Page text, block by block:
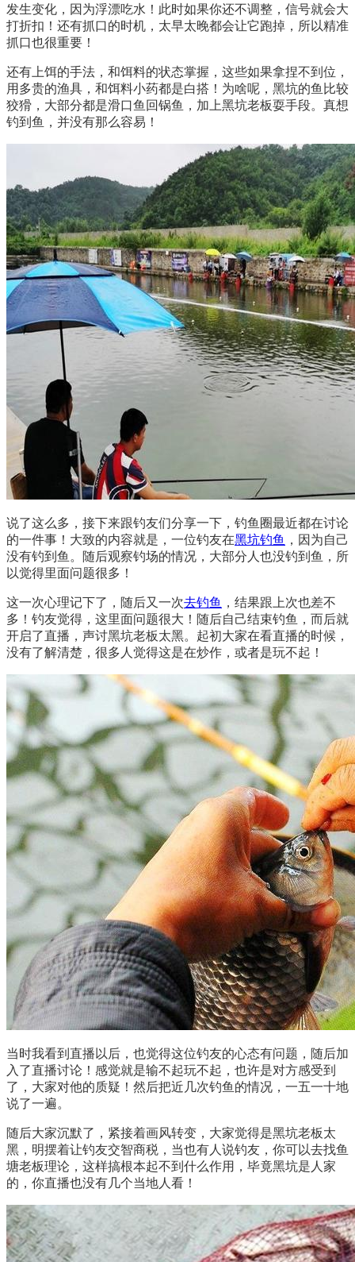
发生变化，因为浮漂吃水！此时如果你还不调整，信号就会大
打折扣！还有抓口的时机，太早太晚都会让它跑掉，所以精准
抓口也很重要！
还有上饵的手法，和饵料的状态掌握，这些如果拿捏不到位，
用多贵的渔具，和饵料小药都是白搭！为啥呢，黑坑的鱼比较
狡猾，大部分都是滑口鱼回锅鱼，加上黑坑老板耍手段。真想
钓到鱼，并没有那么容易！
说了这么多，接下来跟钓友们分享一下，钓鱼圈最近都在讨论
的一件事！大致的内容就是，一位钓友在黑坑钓鱼 ，因为自己
没有钓到鱼。随后观察钓场的情况，大部分人也没钓到鱼，所
以觉得里面问题很多！
这一次心理记下了，随后又一次去钓鱼 ，结果跟上次也差不
多！钓友觉得，这里面问题很大！随后自己结束钓鱼，而后就
开启了直播，声讨黑坑老板太黑。起初大家在看直播的时候，
没有了解清楚，很多人觉得这是在炒作，或者是玩不起！
当时我看到直播以后，也觉得这位钓友的心态有问题，随后加
入了直播讨论！感觉就是输不起玩不起，也许是对方感受到
了，大家对他的质疑！然后把近几次钓鱼的情况，一五一十地
说了一遍。
随后大家沉默了，紧接着画风转变，大家觉得是黑坑老板太
黑，明摆着让钓友交智商税，当也有人说钓友，你可以去找鱼
塘老板理论，这样搞根本起不到什么作用，毕竟黑坑是人家
的，你直播也没有几个当地人看！